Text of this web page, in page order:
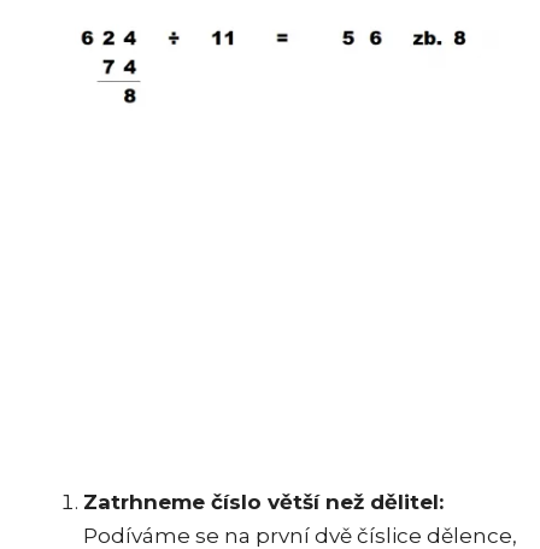
Zatrhneme číslo větší než dělitel:
Podíváme se na první dvě číslice dělence,